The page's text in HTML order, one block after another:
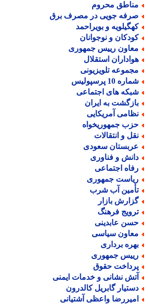
محروم
جویی در مصرف برق
و بویراحمد
و نوجوانان
رییس جمهوری
استقلال
تلویزیونی
10 پرسپولیس
های اجتماعی
به ایران
آمریکایی
جمهوریخواه
و انتقالات
سعودی
و فناوری
اجتماعی
جمهوری
آب شرب
بازار
فرهنگ
عابدینی
سیاسی
برداری
جمهوری
حقوق
نشانی و خدمات ایمنی
گابریل کالدرون
واعظی آشتیانی